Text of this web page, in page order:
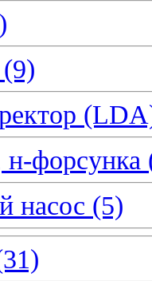
форсунка
насос (5)